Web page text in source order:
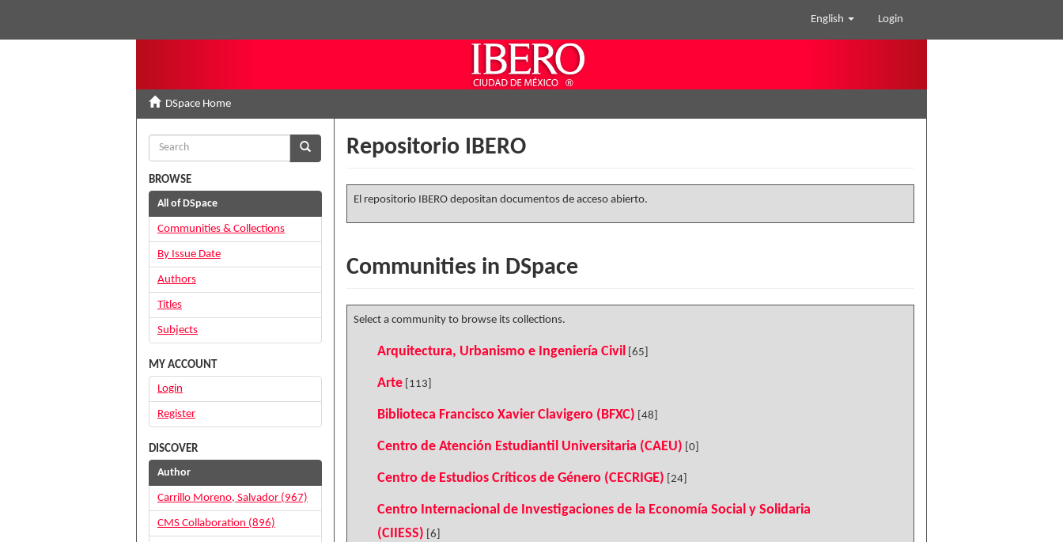
English Login
DSpace Home
Repositorio IBERO
El repositorio IBERO depositan documentos de acceso abierto.
Communities in DSpace
Select a community to browse its collections.
Arquitectura, Urbanismo e Ingeniería Civil[65]
Arte[113]
Biblioteca Francisco Xavier Clavigero (BFXC) [48]
Centro de Atención Estudiantil Universitaria (CAEU) [0]
Centro de Estudios Críticos de Género (CECRIGE) [24]
Centro Internacional de Investigaciones de la Economía Social y Solidaria
(CIIESS) [6]
BROWSE
All of DSpace
Communities & Collections
By Issue Date
Authors
Titles
Subjects
MY ACCOUNT
Login
Register
DISCOVER
Author
Carrillo Moreno, Salvador (967)
CMS Collaboration (896)